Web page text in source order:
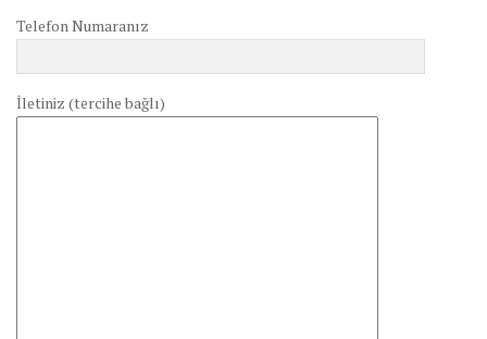
Telefon Numaranız
İletiniz (tercihe bağlı)